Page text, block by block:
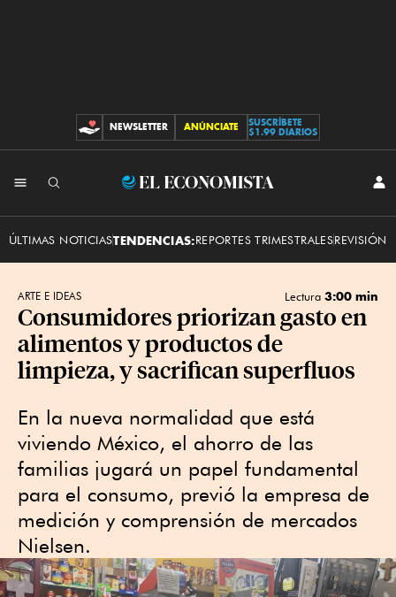
CONTRIBUCIONES
NEWSLETTER ANÚNCIATE
SUSCRÍBETE
$1.99 DIARIOS
El
ÚLTIMAS NOTICIASTENDENCIAS:REPORTES TRIMESTRALESREVISIÓN
ARTE E IDEAS Lectura 3:00 min
Consumidores priorizan gasto en
alimentos y productos de
limpieza, y sacrifican superfluos
En la nueva normalidad que está
viviendo México, el ahorro de las
familias jugará un papel fundamental
para el consumo, previó la empresa de
medición y comprensión de mercados
Nielsen.